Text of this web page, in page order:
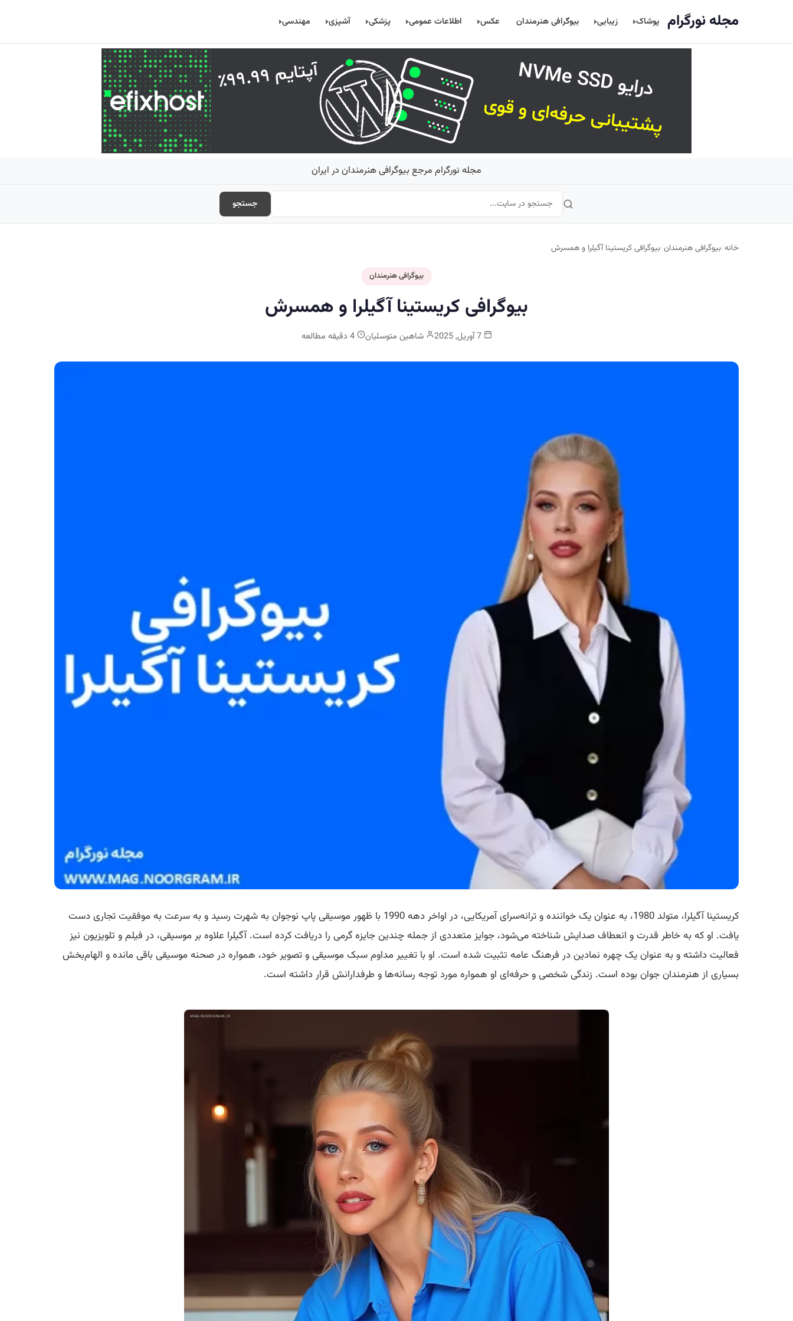
مجله نورگرام پوشاک زیبایی بیوگرافی هنرمندان عکس اطلاعات عمومی پزشکی آشپزی مهندسی
مجله نورگرام مرجع بیوگرافی هنرمندان در ایران
جستجو
خانه/بیوگرافی هنرمندان/بیوگرافی کریستینا آگیلرا و همسرش
بیوگرافی هنرمندان
بیوگرافی کریستینا آگیلرا و همسرش
7 آوریل, 2025 شاهین متوسلیان 4 دقیقه مطالعه
کریستینا آگیلرا، متولد 1980، به عنوان یک خواننده و ترانه‌سرای آمریکایی، در اواخر دهه 1990 با ظهور موسیقی پاپ نوجوان به شهرت رسید و به سرعت به موفقیت تجاری دست
یافت. او که به خاطر قدرت و انعطاف صدایش شناخته می‌شود، جوایز متعددی از جمله چندین جایزه گرمی را دریافت کرده است. آگیلرا علاوه بر موسیقی، در فیلم و تلویزیون نیز
فعالیت داشته و به عنوان یک چهره نمادین در فرهنگ عامه تثبیت شده است. او با تغییر مداوم سبک موسیقی و تصویر خود، همواره در صحنه موسیقی باقی مانده و الهام‌بخش
بسیاری از هنرمندان جوان بوده است. زندگی شخصی و حرفه‌ای او همواره مورد توجه رسانه‌ها و طرفدارانش قرار داشته است.